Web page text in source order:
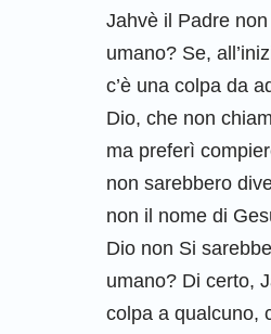
Jahvè il Padre
umano? Se,
c’è una colpa da
Dio, che non
ma preferì
non sarebbero
non il nome di
Dio non Si
umano? Di certo,
colpa a qualcuno,